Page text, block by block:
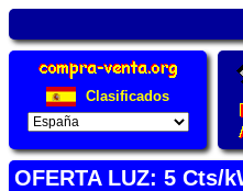
Clasificados
OFERTA LUZ: 5 Cts/